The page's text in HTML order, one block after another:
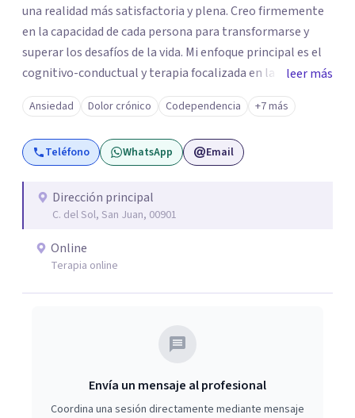
una realidad más satisfactoria y plena. Creo firmemente
en la capacidad de cada persona para transformarse y
superar los desafíos de la vida. Mi enfoque principal es el
cognitivo-conductual y terapia focalizada en la emoción
con una perspectiva integradora que me permite
entender a cada persona como única y aplicar un
tratamiento amoldado a sus necesidades. Mi objetivo no
es solo que comprendas qué te ocurre, sino que empieces
y a manejar tus dificultades con mayor claridad y recursos.
leer más
Ansiedad Dolor crónico Codependencia +7 más
Teléfono WhatsApp Email
Dirección principal
C. del Sol, San Juan, 00901
Online
Terapia online
Envía un mensaje al profesional
Coordina una sesión directamente mediante mensaje